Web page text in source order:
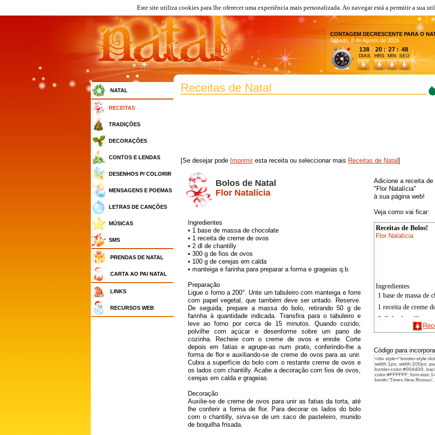
Este site utiliza cookies para lhe oferecer uma experiência mais personalizada. Ao navegar está a permitir a sua
CONTAGEM DECRESCENTE PARA O
Sábado, 8 de Agosto de 2026
138 20 : 27 : 48
DIAS HRS MIN SEG
NATAL
RECEITAS
TRADIÇÕES
DECORAÇÕES
CONTOS E LENDAS
DESENHOS P/ COLORIR
MENSAGENS E POEMAS
LETRAS DE CANÇÕES
MÚSICAS
SMS
PRENDAS DE NATAL
CARTA AO PAI NATAL
LINKS
RECURSOS WEB
Receitas de Natal
[Se desejar pode Imprimiresta receita ou seleccionar mais Receitas de Natal]
Bolos de Natal
Flor Natalícia
Ingredientes
• 1 base de massa de chocolate
• 1 receita de creme de ovos
• 2 dl de chantilly
• 300 g de fios de ovos
• 100 g de cerejas em calda
• manteiga e farinha para preparar a forma e grageias q.b.
Preparação
Ligue o forno a 200°. Unte um tabuleiro com manteiga e forre
com papel vegetal, que também deve ser untado. Reserve.
De seguida, prepare a massa do bolo, retirando 50 g de
farinha à quantidade indicada. Transfira para o tabuleiro e
leve ao forno por cerca de 15 minutos. Quando cozido,
polvilhe com açúcar e desenforme sobre um pano de
cozinha. Recheie com o creme de ovos e enrole. Corte
depois em fatias e agrupe-as num prato, conferindo-lhe a
forma de flor e auxiliando-se de creme de ovos para as unir.
Cubra a superfície do bolo com o restante creme de ovos e
os lados com chantilly. Acabe a decoração com fios de ovos,
cerejas em calda e grageias.
Decoração
Auxilie-se de creme de ovos para unir as fatias da torta, até
lhe conferir a forma de flor. Para decorar os lados do bolo
com o chantilly, sirva-se de um saco de pasteleiro, munido
de boquilha frisada.
Adicione a receita de
"Flor Natalícia"
à sua página web!
Veja como vai ficar:
Receitas de Bolos!
Flor Natalícia
Ingredientes
 1 base de massa de
 1 receita de creme
 2 dl de chantilly
 300 g de fios de
 manteiga e farinha
a forma e grageias
Preparação
Código para